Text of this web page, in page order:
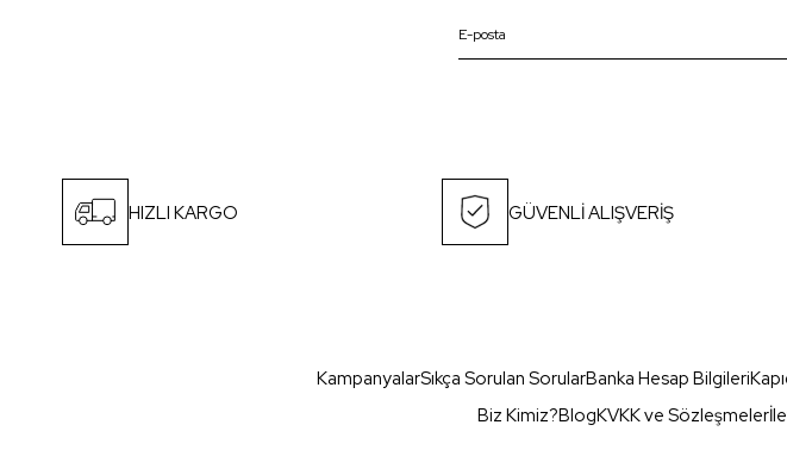
HIZLI KARGO GÜVENLİ ALIŞVERİŞ
KampanyalarSıkça Sorulan SorularBanka Hesap Bilgileri
Biz Kimiz?BlogKVKK ve Sözleşmeler